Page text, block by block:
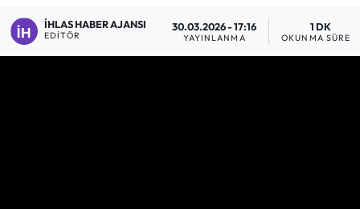
İHLAS HABER AJANSI
EDITÖR
30.03.2026 - 17:16
YAYINLANMA
1 DK
OKUNMA SÜRESI